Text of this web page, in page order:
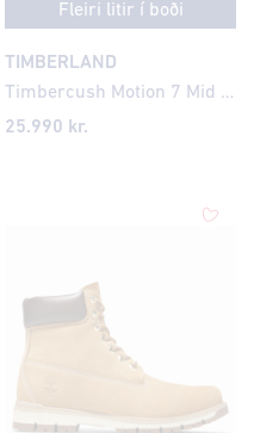
Fleiri litir í boði
TIMBERLAND
Timbercush Motion 7 Mid Vatnsheldir Herra Strigaskór
25.990 kr.